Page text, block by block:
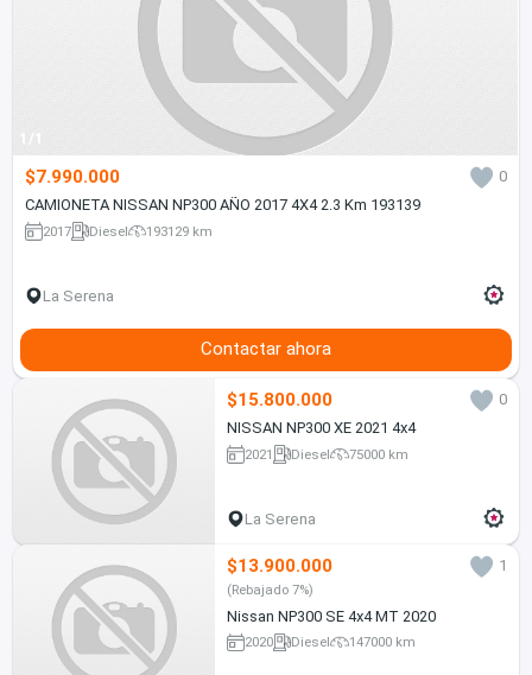
1/1
$7.990.000
0
CAMIONETA NISSAN NP300 AÑO 2017 4X4 2.3 Km 193139
2017 Diesel 193129 km
La Serena
Contactar ahora
$15.800.000
0
NISSAN NP300 XE 2021 4x4
2021 Diesel 75000 km
La Serena
$13.900.000 1
(Rebajado 7%)
Nissan NP300 SE 4x4 MT 2020
2020 Diesel 147000 km